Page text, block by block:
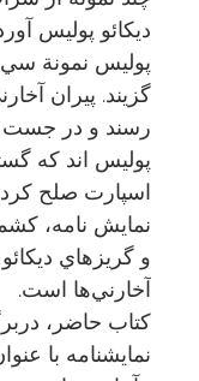
ديكائو پوليس
پوليس نمونة
گزيند. پيران
رسند و در جست
پوليس اند كه
اسپارت صلح
نمايش نامه،
و گريزهاي
آخارني‌ها است.
كتاب حاضر،
نمايشنامه با